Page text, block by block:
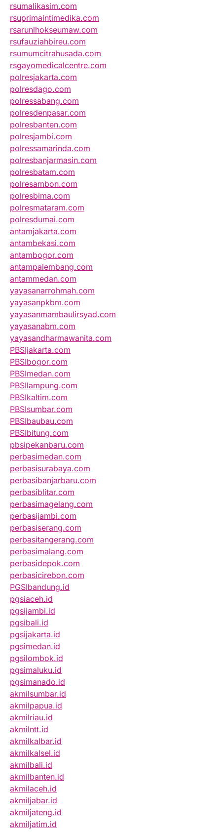
rsumalikasim.com
rsuprimaintimedika.com
rsarunlhokseumaw.com
rsufauziahbireu.com
rsumumcitrahusada.com
rsgayomedicalcentre.com
polresjakarta.com
polresdago.com
polressabang.com
polresdenpasar.com
polresbanten.com
polresjambi.com
polressamarinda.com
polresbanjarmasin.com
polresbatam.com
polresambon.com
polresbima.com
polresmataram.com
polresdumai.com
antamjakarta.com
antambekasi.com
antambogor.com
antampalembang.com
antammedan.com
yayasanarrohmah.com
yayasanpkbm.com
yayasanmambaulirsyad.com
yayasanabm.com
yayasandharmawanita.com
PBSIjakarta.com
PBSIbogor.com
PBSImedan.com
PBSIlampung.com
PBSIkaltim.com
PBSIsumbar.com
PBSIbaubau.com
PBSIbitung.com
pbsipekanbaru.com
perbasimedan.com
perbasisurabaya.com
perbasibanjarbaru.com
perbasiblitar.com
perbasimagelang.com
perbasijambi.com
perbasiserang.com
perbasitangerang.com
perbasimalang.com
perbasidepok.com
perbasicirebon.com
PGSIbandung.id
pgsiaceh.id
pgsijambi.id
pgsibali.id
pgsijakarta.id
pgsimedan.id
pgsilombok.id
pgsimaluku.id
pgsimanado.id
akmilsumbar.id
akmilpapua.id
akmilriau.id
akmilntt.id
akmilkalbar.id
akmilkalsel.id
akmilbali.id
akmilbanten.id
akmilaceh.id
akmiljabar.id
akmiljateng.id
akmiljatim.id